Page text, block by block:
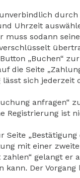
Uhrzeit
sodann
„Buchen“
die Seite
sich jederzeit
anfragen“
Registrierung ist
mit einer
gelangt er
Der